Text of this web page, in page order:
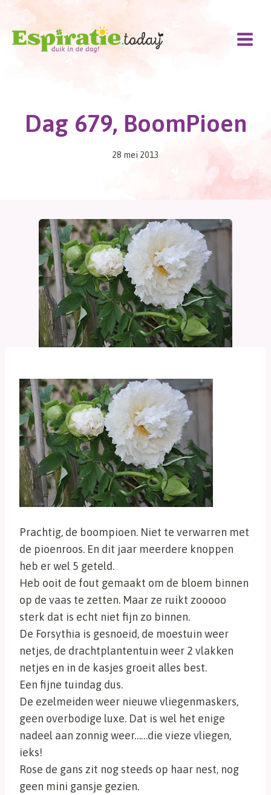
Doorgaan
inhoud
Dag 679, BoomPioen
28 mei 2013
Prachtig, de boompioen. Niet te verwarren met
de pioenroos. En dit jaar meerdere knoppen
heb er wel 5 geteld.
Heb ooit de fout gemaakt om de bloem binnen
op de vaas te zetten. Maar ze ruikt zooooo
sterk dat is echt niet fijn zo binnen.
De Forsythia is gesnoeid, de moestuin weer
netjes, de drachtplantentuin weer 2 vlakken
netjes en in de kasjes groeit alles best.
Een fijne tuindag dus.
De ezelmeiden weer nieuwe vliegenmaskers,
geen overbodige luxe. Dat is wel het enige
nadeel aan zonnig weer……die vieze vliegen,
ieks!
Rose de gans zit nog steeds op haar nest, nog
geen mini gansje gezien.